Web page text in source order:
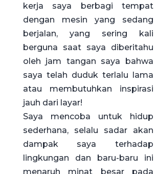
kerja saya berbagi tempat
dengan mesin yang sedang
berjalan, yang sering kali
berguna saat saya diberitahu
oleh jam tangan saya bahwa
saya telah duduk terlalu lama
atau membutuhkan inspirasi
jauh dari layar!
Saya mencoba untuk hidup
sederhana, selalu sadar akan
dampak saya terhadap
lingkungan dan baru-baru ini
menaruh minat besar pada